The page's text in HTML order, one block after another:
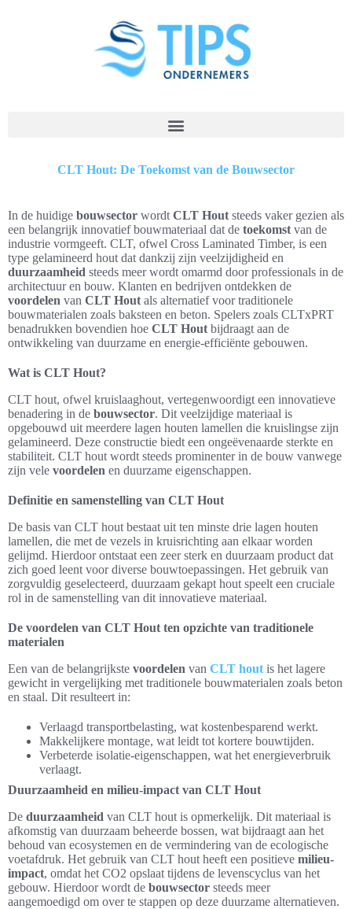
CLT Hout: De Toekomst van de Bouwsector
In de huidige bouwsector wordt CLT Hout steeds vaker gezien als
een belangrijk innovatief bouwmateriaal dat de toekomst van de
industrie vormgeeft. CLT, ofwel Cross Laminated Timber, is een
type gelamineerd hout dat dankzij zijn veelzijdigheid en
duurzaamheid steeds meer wordt omarmd door professionals in de
architectuur en bouw. Klanten en bedrijven ontdekken de
voordelen van CLT Hout als alternatief voor traditionele
bouwmaterialen zoals baksteen en beton. Spelers zoals CLTxPRT
benadrukken bovendien hoe CLT Hout bijdraagt aan de
ontwikkeling van duurzame en energie-efficiënte gebouwen.
Wat is CLT Hout?
CLT hout, ofwel kruislaaghout, vertegenwoordigt een innovatieve
benadering in de bouwsector. Dit veelzijdige materiaal is
opgebouwd uit meerdere lagen houten lamellen die kruislingse zijn
gelamineerd. Deze constructie biedt een ongeëvenaarde sterkte en
stabiliteit. CLT hout wordt steeds prominenter in de bouw vanwege
zijn vele voordelen en duurzame eigenschappen.
Definitie en samenstelling van CLT Hout
De basis van CLT hout bestaat uit ten minste drie lagen houten
lamellen, die met de vezels in kruisrichting aan elkaar worden
gelijmd. Hierdoor ontstaat een zeer sterk en duurzaam product dat
zich goed leent voor diverse bouwtoepassingen. Het gebruik van
zorgvuldig geselecteerd, duurzaam gekapt hout speelt een cruciale
rol in de samenstelling van dit innovatieve materiaal.
De voordelen van CLT Hout ten opzichte van traditionele
materialen
Een van de belangrijkste voordelen van CLT hout is het lagere
gewicht in vergelijking met traditionele bouwmaterialen zoals beton
en staal. Dit resulteert in:
Verlaagd transportbelasting, wat kostenbesparend werkt.
Makkelijkere montage, wat leidt tot kortere bouwtijden.
Verbeterde isolatie-eigenschappen, wat het energieverbruik
verlaagt.
Duurzaamheid en milieu-impact van CLT Hout
De duurzaamheid van CLT hout is opmerkelijk. Dit materiaal is
afkomstig van duurzaam beheerde bossen, wat bijdraagt aan het
behoud van ecosystemen en de vermindering van de ecologische
voetafdruk. Het gebruik van CLT hout heeft een positieve milieu-
impact, omdat het CO2 opslaat tijdens de levenscyclus van het
gebouw. Hierdoor wordt de bouwsector steeds meer
aangemoedigd om over te stappen op deze duurzame alternatieven.